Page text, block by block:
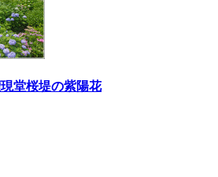
堂桜堤の紫陽花